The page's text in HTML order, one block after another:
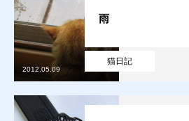
猫日記
雨
2012.05.09